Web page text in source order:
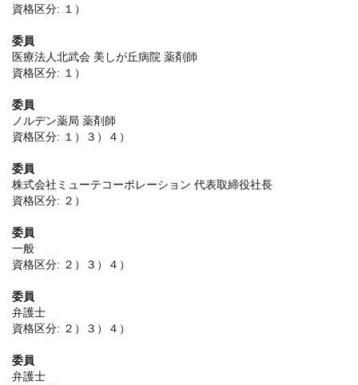
資格区分: １）
委員
医療法人北武会 美しが丘病院 薬剤師
資格区分: １）
委員
ノルデン薬局 薬剤師
資格区分: １）３）４）
委員
株式会社ミューテコーポレーション 代表取締役社長
資格区分: ２）
委員
一般
資格区分: ２）３）４）
委員
弁護士
資格区分: ２）３）４）
委員
弁護士